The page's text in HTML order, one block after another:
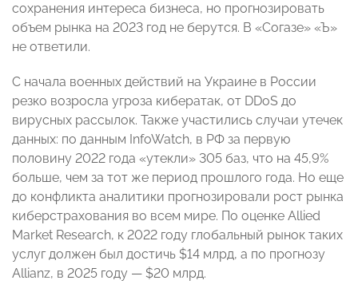
сохранения интереса бизнеса, но прогнозировать
объем рынка на 2023 год не берутся. В «Согазе» «Ъ»
не ответили.
С начала военных действий на Украине в России
резко возросла угроза кибератак, от DDoS до
вирусных рассылок. Также участились случаи утечек
данных: по данным InfoWatch, в РФ за первую
половину 2022 года «утекли» 305 баз, что на 45,9%
больше, чем за тот же период прошлого года. Но еще
до конфликта аналитики прогнозировали рост рынка
киберстрахования во всем мире. По оценке Allied
Market Research, к 2022 году глобальный рынок таких
услуг должен был достичь $14 млрд, а по прогнозу
Allianz, в 2025 году — $20 млрд.